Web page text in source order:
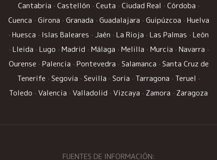
Cantabria · Castellón · Ceuta · Ciudad Real · Córdoba ·
Cuenca · Girona · Granada · Guadalajara · Guipúzcoa · Huelva
· Huesca · Islas Baleares · Jaén · La Rioja · Las Palmas · León
· Lleida · Lugo · Madrid · Málaga · Melilla · Murcia · Navarra ·
Ourense · Palencia · Pontevedra · Salamanca · Santa Cruz de
Tenerife · Segovia · Sevilla · Soria · Tarragona · Teruel ·
Toledo · Valencia · Valladolid · Vizcaya · Zamora · Zaragoza
FUENTES DE INFORMACIÓN: